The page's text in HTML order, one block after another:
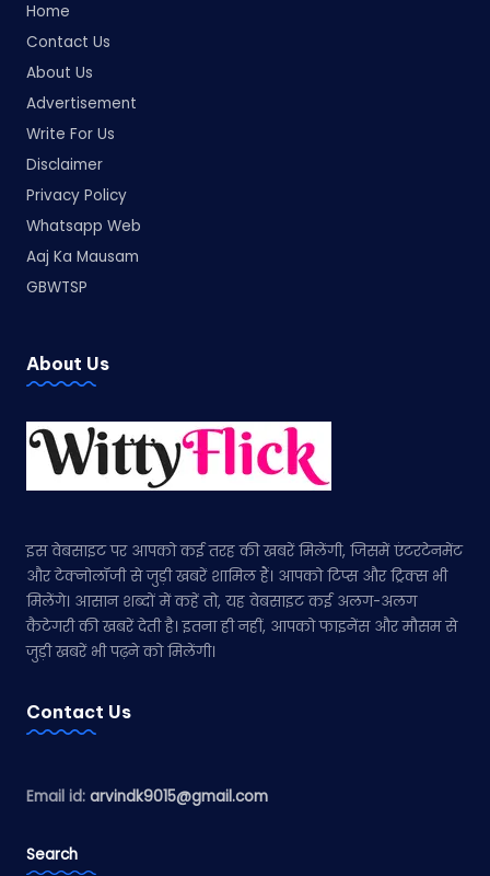
Home
Contact Us
About Us
Advertisement
Write For Us
Disclaimer
Privacy Policy
Whatsapp Web
Aaj Ka Mausam
GBWTSP
About Us
इस वेबसाइट पर आपको कई तरह की खबरें मिलेंगी, जिसमें एंटरटेनमेंट
और टेक्नोलॉजी से जुड़ी खबरें शामिल हैं। आपको टिप्स और ट्रिक्स भी
मिलेंगे। आसान शब्दों में कहें तो, यह वेबसाइट कई अलग-अलग
कैटेगरी की खबरें देती है। इतना ही नहीं, आपको फाइनेंस और मौसम से
जुड़ी खबरें भी पढ़ने को मिलेंगी।
Contact Us
Email id: arvindk9015@gmail.com
Search